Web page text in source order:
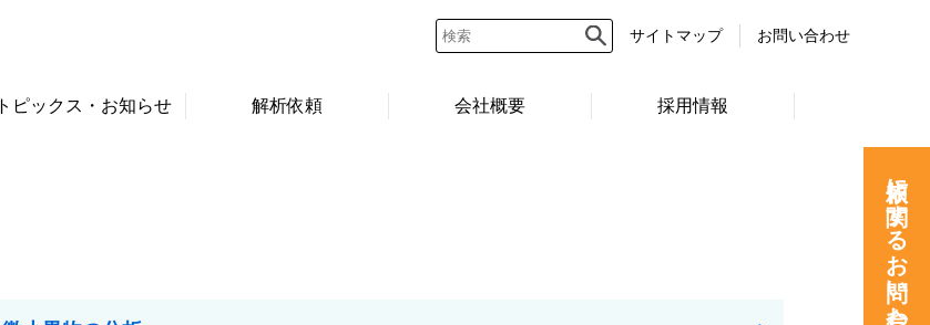
サイトマップ お問い合わせ
トピックス・お知らせ 解析依頼 会社概要 採用情報
依頼に関するお問い合わせ